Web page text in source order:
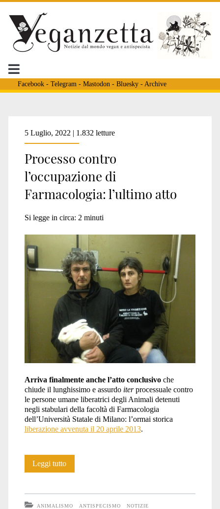
Facebook- Telegram - Mastodon - Bluesky- Archive
Tag:
<span>Consiglio
Nazionale
delle
Ricerche</span>
5 Luglio, 2022 | 1.832 letture
Processo contro
l’occupazione di
Farmacologia: l’ultimo atto
Si legge in circa: 2 minuti
Arriva finalmente anche l’atto conclusivoche
chiude il lunghissimo e assurdo iterprocessuale contro
le persone umane liberatrici degli Animali detenuti
negli stabulari della facoltà di Farmacologia
dell’Università Statale di Milano: l’ormai storica
liberazione avvenuta il 20 aprile 2013.
Leggi tuttoProcesso
ANIMALISMO ANTISPECISMO
NOTIZIE